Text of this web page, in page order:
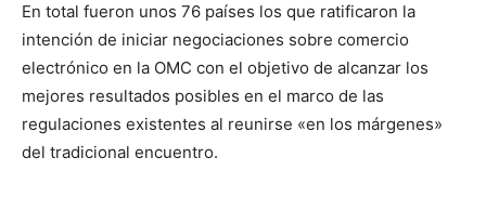
En total fueron unos 76 países los que ratificaron la
intención de iniciar negociaciones sobre comercio
electrónico en la OMC con el objetivo de alcanzar los
mejores resultados posibles en el marco de las
regulaciones existentes al reunirse «en los márgenes»
del tradicional encuentro.